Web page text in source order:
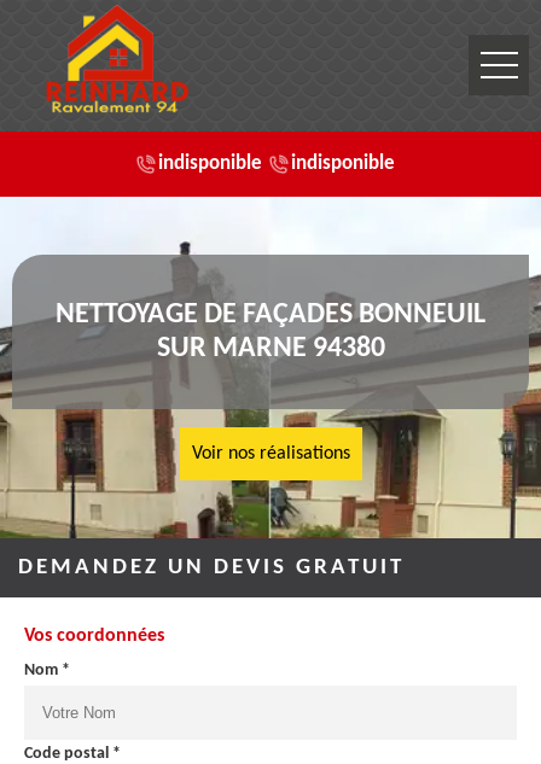
indisponible indisponible
NETTOYAGE DE FAÇADES BONNEUIL
SUR MARNE 94380
Voir nos réalisations
DEMANDEZ UN DEVIS GRATUIT
Vos coordonnées
Nom *
Code postal *